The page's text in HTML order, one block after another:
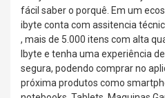
fácil saber o porquê. Em um
ibyte conta com assitencia
, mais de 5.000 itens com alta
Ibyte e tenha uma experiência
segura, podendo comprar no
próxima produtos como